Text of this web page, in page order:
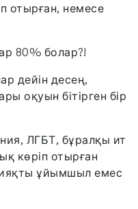
отырған, немесе
80% болар?!
дейін десең,
оқуын бітірген бір
ЛГБТ, бұралқы ит
көріп отырған
ұйымшыл емес